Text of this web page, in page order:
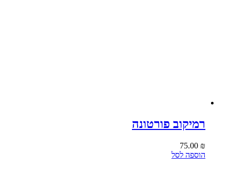
רמיקוב פורטונה
75.00 ₪
הוספה לסל